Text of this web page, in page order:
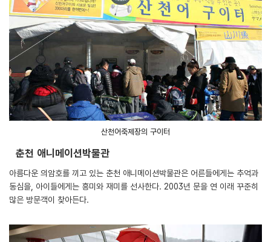
산천어축제장의 구이터
춘천 애니메이션박물관
아름다운 의암호를 끼고 있는 춘천 애니메이션박물관은 어른들에게는 추억과
동심을, 아이들에게는 흥미와 재미를 선사한다. 2003년 문을 연 이래 꾸준히
많은 방문객이 찾아든다.